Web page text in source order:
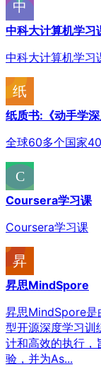
中科大计算机学习
中科大计算机学习
纸质书:《动手学深
全球60多个国家
Coursera学习课
Coursera学习课
昇思MindSpore
昇思MindSpore是
型开源深度学习
计和高效的执行，
验，并为As...